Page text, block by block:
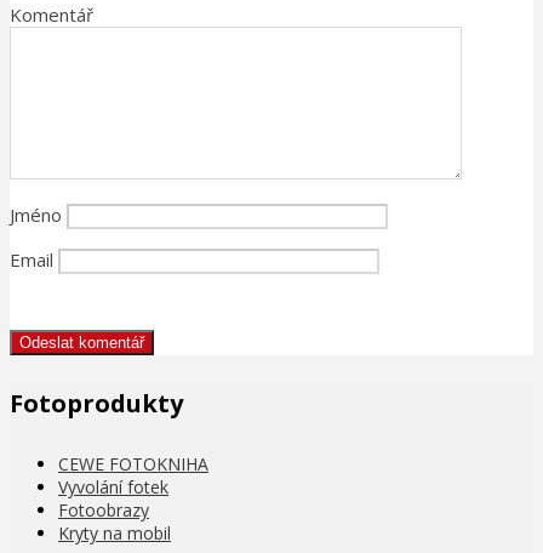
Komentář
Jméno
Email
Fotoprodukty
CEWE FOTOKNIHA
Vyvolání fotek
Fotoobrazy
Kryty na mobil